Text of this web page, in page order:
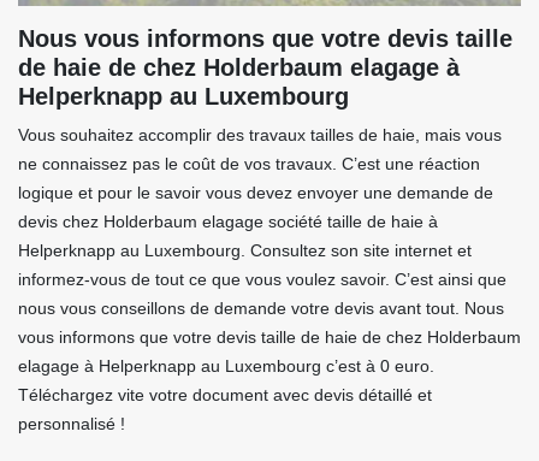
Nous vous informons que votre devis taille
de haie de chez Holderbaum elagage à
Helperknapp au Luxembourg
Vous souhaitez accomplir des travaux tailles de haie, mais vous
ne connaissez pas le coût de vos travaux. C’est une réaction
logique et pour le savoir vous devez envoyer une demande de
devis chez Holderbaum elagage société taille de haie à
Helperknapp au Luxembourg. Consultez son site internet et
informez-vous de tout ce que vous voulez savoir. C’est ainsi que
nous vous conseillons de demande votre devis avant tout. Nous
vous informons que votre devis taille de haie de chez Holderbaum
elagage à Helperknapp au Luxembourg c’est à 0 euro.
Téléchargez vite votre document avec devis détaillé et
personnalisé !